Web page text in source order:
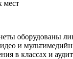
мест
оборудованы
и
в классах и